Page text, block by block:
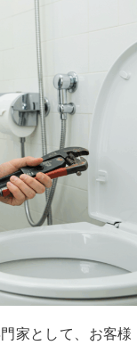
家として、お客様